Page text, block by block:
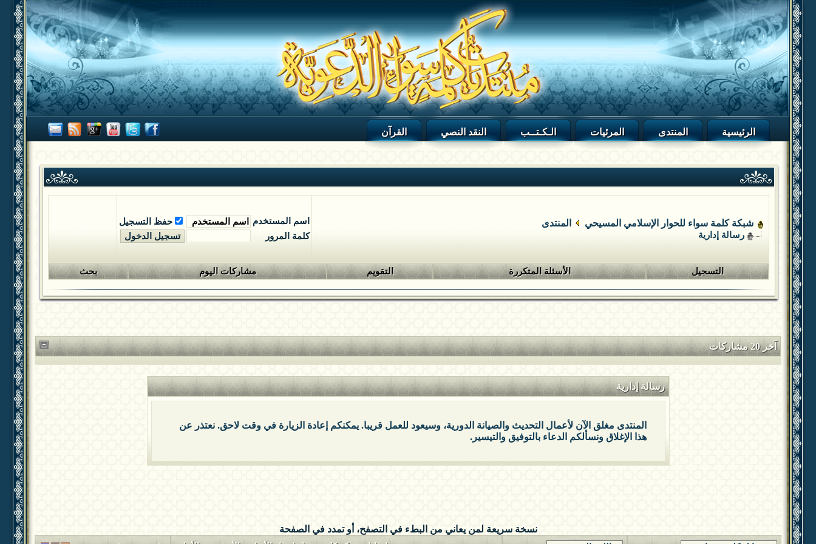
القرآن النقد النصي الـكـتــب المرئيات المنتدى الرئيسية
شبكة كلمة سواء للحوار الإسلامي المسيحي المنتدى
رسالة إدارية
اسم المستخدم
حفظ التسجيل
كلمة المرور
التسجيل الأسئلة المتكررة التقويم مشاركات اليوم بحث
آخر 20 مشاركات
رسالة إدارية
المنتدى مغلق الآن لأعمال التحديث والصيانة الدورية، وسيعود للعمل قريبا. يمكنكم إعادة الزيارة في وقت لاحق. نعتذر عن
هذا الإغلاق ونسألكم الدعاء بالتوفيق والتيسير.
نسخة سريعة لمن يعاني من البطء في التصفح، أو تمدد في الصفحة